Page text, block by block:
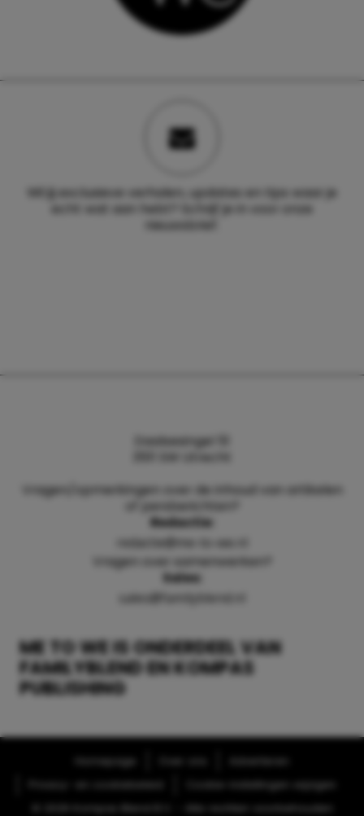
Wil jij exclusieve verhalen, updates en tips waar je
echt wat aan hebt? Schrijf je in voor onze
nieuwsbrief.
ME TO WE IS ONDERDEEL VAN
FAMILYBLEND EN KOMPAS
PUBLISHING
Daalsesingel 51
3511 SW Utrecht
Vragen/opmerkingen over de inhoud van artikelen
of persberichten?
Redactie:
redactie@me-to-we.nl
Vragen over samenwerken?
Sales:
sales@familyblend.nl
Homepage